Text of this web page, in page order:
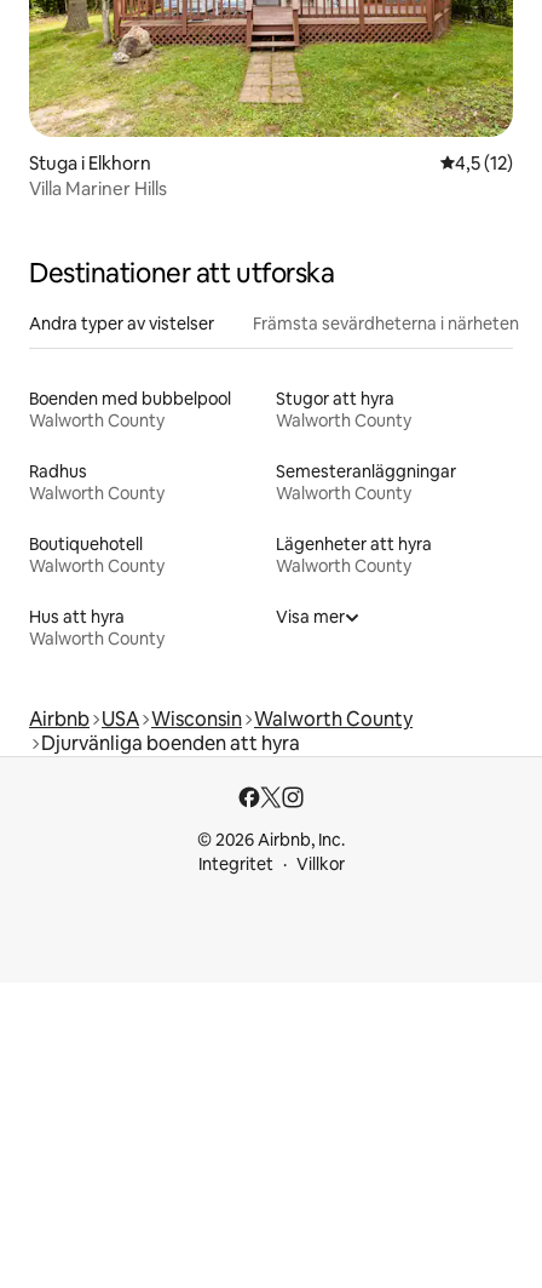
Stuga i Elkhorn 4,5 av 5 i
4,5 (12)
Villa Mariner Hills
Destinationer att utforska
Andra typer av vistelser Främsta sevärdheterna i närheten
Boenden med bubbelpool
Walworth County
Stugor att hyra
Walworth County
Radhus
Walworth County
Semesteranläggningar
Walworth County
Boutiquehotell
Walworth County
Lägenheter att hyra
Walworth County
Hus att hyra
Walworth County
Visa mer
Airbnb USA Wisconsin Walworth County
Djurvänliga boenden att hyra
© 2026 Airbnb, Inc.
Integritet
Villkor